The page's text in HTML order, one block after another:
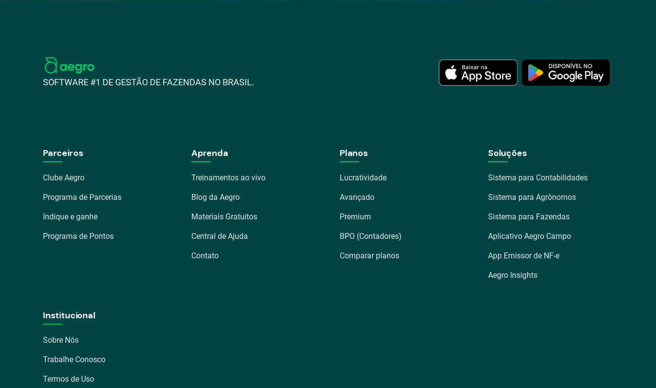
SOFTWARE #1 DE GESTÃO DE FAZENDAS NO BRASIL.
Parceiros
Clube Aegro
Programa de Parcerias
Indique e ganhe
Programa de Pontos
Aprenda
Treinamentos ao vivo
Blog da Aegro
Materiais Gratuitos
Central de Ajuda
Contato
Planos
Lucratividade
Avançado
Premium
BPO (Contadores)
Comparar planos
Soluções
Sistema para Contabilidades
Sistema para Agrônomos
Sistema para Fazendas
Aplicativo Aegro Campo
App Emissor de NF-e
Aegro Insights
Institucional
Sobre Nós
Trabalhe Conosco
Termos de Uso